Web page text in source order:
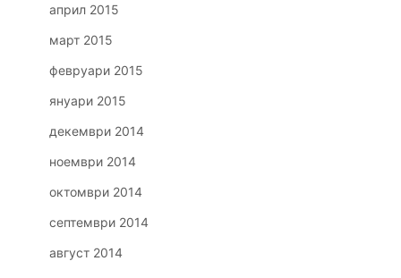
април 2015
март 2015
февруари 2015
януари 2015
декември 2014
ноември 2014
октомври 2014
септември 2014
август 2014